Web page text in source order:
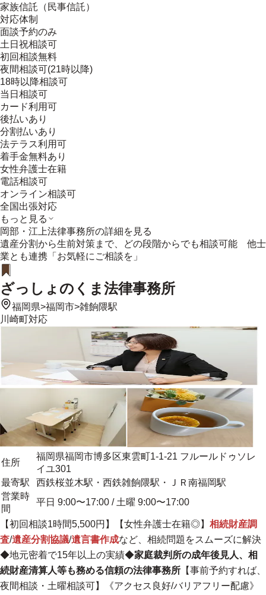
家族信託（民事信託）
対応体制
面談予約のみ
土日祝相談可
初回相談無料
夜間相談可(21時以降)
18時以降相談可
当日相談可
カード利用可
後払いあり
分割払いあり
法テラス利用可
着手金無料あり
女性弁護士在籍
電話相談可
オンライン相談可
全国出張対応
もっと見る
岡部・江上法律事務所の詳細を見る
遺産分割から生前対策まで、どの段階からでも相談可能 他士
業とも連携「お気軽にご相談を」
ざっしょのくま法律事務所
福岡県>福岡市>雑餉隈駅
川崎町対応
住所
福岡県福岡市博多区東雲町1-1-21 フルールドゥソレ
イユ301
最寄駅
西鉄桜並木駅・西鉄雑餉隈駅・ＪＲ南福岡駅
営業時
間
平日 9:00〜17:00 / 土曜 9:00〜17:00
【初回相談1時間5,500円】【女性弁護士在籍◎】 相続財産調
査/遺産分割協議/遺言書作成など、相続問題をスムーズに解決
◆地元密着で15年以上の実績◆家庭裁判所の成年後見人、相
続財産清算人等も務める信頼の法律事務所 【事前予約すれば、
夜間相談・土曜相談可】《アクセス良好/バリアフリー配慮》